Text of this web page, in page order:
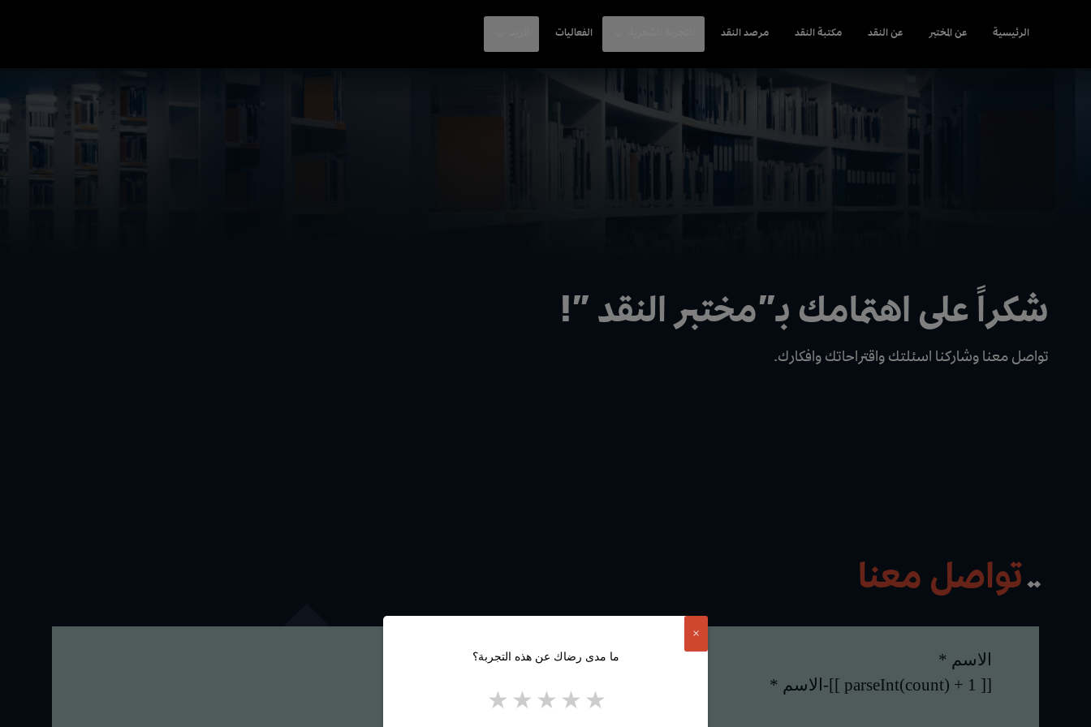
الرئيسية عن المختبر عن النقد مكتبة النقد مرصد النقد الفعاليات
شكراً على اهتمامك بـ”مختبر النقد ”!
تواصل معنا وشاركنا اسئلتك واقتراحاتك وافكارك.
تواصل معنا
الاسم *
[[ parseInt(count) + 1 ]]-الاسم *
×
ما مدى رضاك عن هذه التجربة؟
4 stars 3 stars 2 stars 1 star